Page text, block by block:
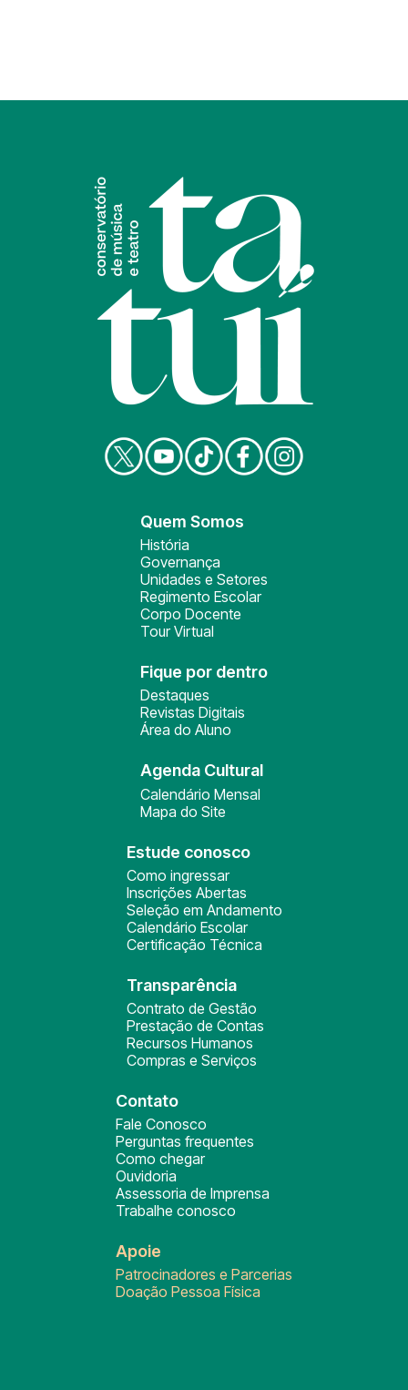
Quem Somos
História
Governança
Unidades e Setores
Regimento Escolar
Corpo Docente
Tour Virtual
Fique por dentro
Destaques
Revistas Digitais
Área do Aluno
Agenda Cultural
Calendário Mensal
Mapa do Site
Estude conosco
Como ingressar
Inscrições Abertas
Seleção em Andamento
Calendário Escolar
Certificação Técnica
Transparência
Contrato de Gestão
Prestação de Contas
Recursos Humanos
Compras e Serviços
Contato
Fale Conosco
Perguntas frequentes
Como chegar
Ouvidoria
Assessoria de Imprensa
Trabalhe conosco
Apoie
Patrocinadores e Parcerias
Doação Pessoa Física